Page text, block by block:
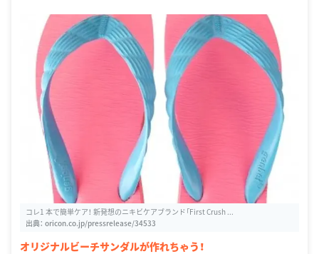
コレ1 本で簡単ケア！ 新発想のニキビケアブランド「First Crush ...
出典： oricon.co.jp/pressrelease/34533
オリジナルビーチサンダルが作れちゃう！